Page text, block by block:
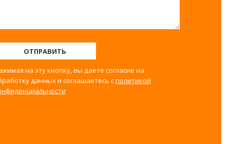
ОТПРАВИТЬ
на эту кнопку, вы даете согласие на
данных и соглашаетесь сполитикой